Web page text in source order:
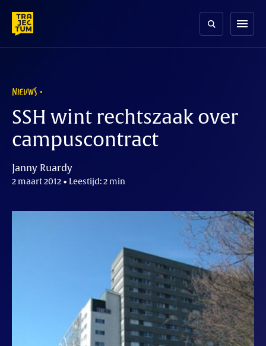
content
menu
NIEUWS
SSH wint rechtszaak over
campuscontract
Janny Ruardy
2 maart 2012 • Leestijd: 2 min